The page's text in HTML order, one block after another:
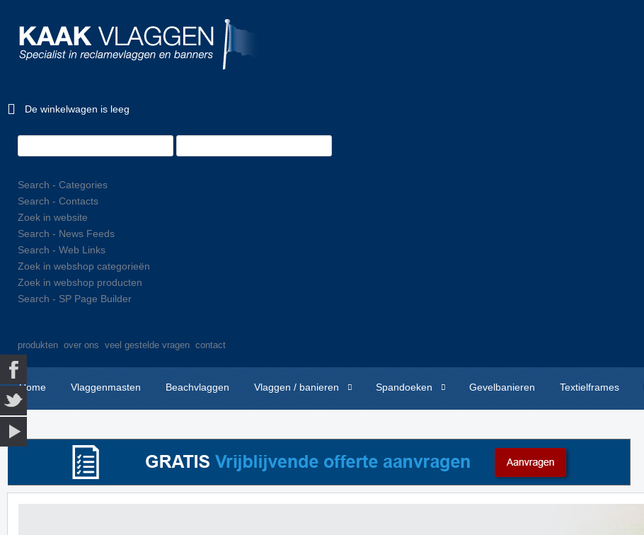
De winkelwagen is leeg
Search - Categories
Search - Contacts
Zoek in website
Search - News Feeds
Search - Web Links
Zoek in webshop categorieën
Zoek in webshop producten
Search - SP Page Builder
produkten over ons veel gestelde vragen contact
Home Vlaggenmasten Beachvlaggen Vlaggen / banieren Spandoeken Gevelbanieren Textielframes